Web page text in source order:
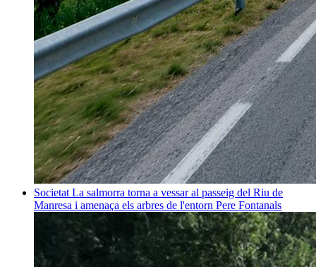
Societat La salmorra torna a vessar al passeig del Riu de
Manresa i amenaça els arbres de l'entorn Pere Fontanals